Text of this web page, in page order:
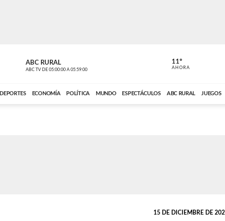
ABC RURAL
ABC TV DE 05:00:00 A 05:59:00 ABC CARDINAL
11º
AHORA
DEPORTES ECONOMÍA POLÍTICA MUNDO ESPECTÁCULOS ABC RURAL JUEGOS
15 DE DICIEMBRE DE